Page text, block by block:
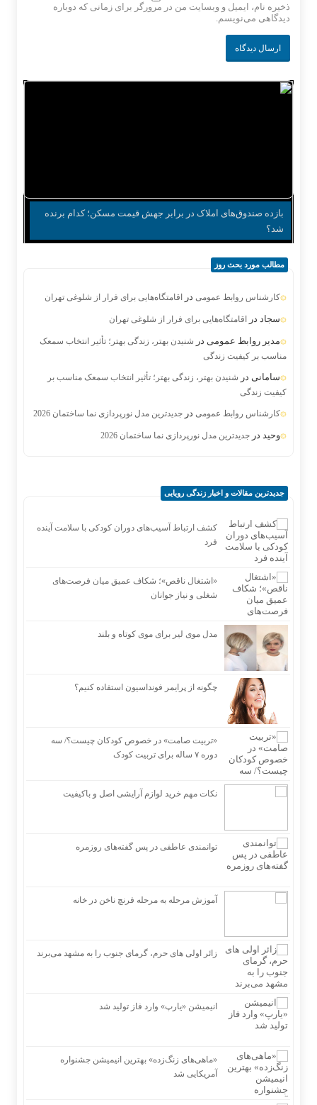
ذخیره نام، ایمیل و وبسایت من در مرورگر برای زمانی که دوباره
دیدگاهی می‌نویسم.
بازده صندوق‌های املاک در برابر جهش قیمت مسکن؛ کدام برنده
شد؟
چرا صندوق‌های املاک از رشد بازار مسکن عقب ماندند؟
مطالب مورد بحث روز
کارشناس روابط عمومی در اقامتگاه‌هایی برای فرار از شلوغی تهران
سجاد در اقامتگاه‌هایی برای فرار از شلوغی تهران
مدیر روابط عمومی در شنیدن بهتر، زندگی بهتر؛ تأثیر انتخاب سمعک
مناسب بر کیفیت زندگی
سامانی در شنیدن بهتر، زندگی بهتر؛ تأثیر انتخاب سمعک مناسب بر
کیفیت زندگی
کارشناس روابط عمومی در جدیدترین مدل نورپردازی نما ساختمان 2026
وحید در جدیدترین مدل نورپردازی نما ساختمان 2026
جدیدترین مقالات و اخبار زندگی رویایی
کشف ارتباط آسیب‌های دوران کودکی با سلامت آینده
فرد
«اشتغال ناقص»؛ شکاف عمیق میان فرصت‌های
شغلی و نیاز جوانان
مدل موی لیر برای موی کوتاه و بلند
چگونه از پرایمر فونداسیون استفاده کنیم؟
«تربیت صامت» در خصوص کودکان چیست؟/ سه
دوره ۷ ساله برای تربیت کودک
نکات مهم خرید لوازم آرایشی اصل و باکیفیت
توانمندی عاطفی در پس گفته‌های روزمره
آموزش مرحله به مرحله فرنچ ناخن در خانه
زائر اولی های حرم، گرمای جنوب را به مشهد می‌برند
انیمیشن «یارپ» وارد فاز تولید شد
«ماهی‌های زنگ‌زده» بهترین انیمیشن جشنواره
آمریکایی شد